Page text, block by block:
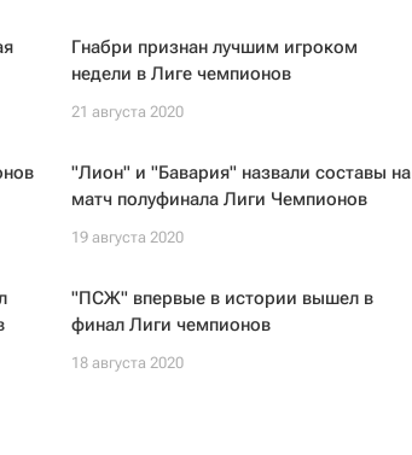
Гнабри признан лучшим игроком
недели в Лиге чемпионов
21 августа 2020
"Лион" и "Бавария" назвали составы на
матч полуфинала Лиги Чемпионов
19 августа 2020
"ПСЖ" впервые в истории вышел в
финал Лиги чемпионов
18 августа 2020